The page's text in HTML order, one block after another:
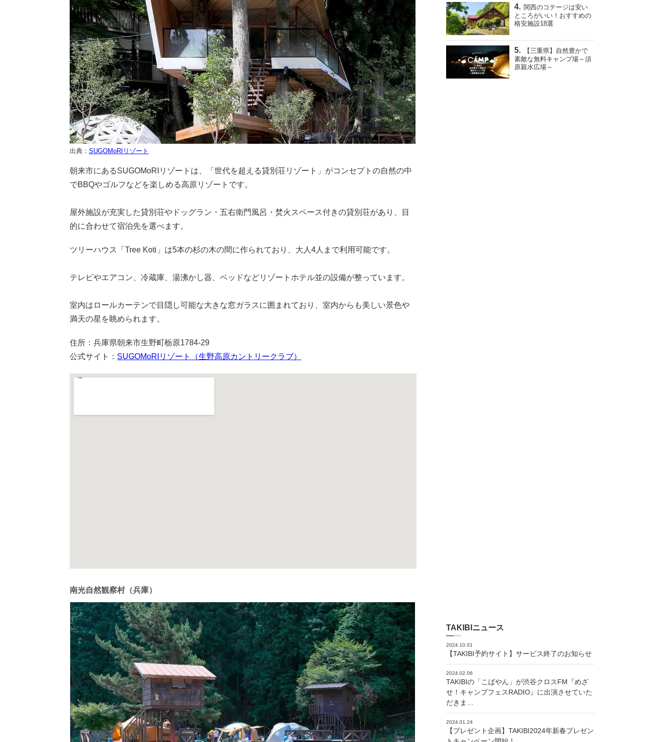
出典： SUGOMoRIリゾート
朝来市にあるSUGOMoRIリゾートは、「世代を超える貸別荘リゾート」がコンセプトの自然の中
でBBQやゴルフなどを楽しめる高原リゾートです。
屋外施設が充実した貸別荘やドッグラン・五右衛門風呂・焚火スペース付きの貸別荘があり、目
的に合わせて宿泊先を選べます。
ツリーハウス「Tree Koti」は5本の杉の木の間に作られており、大人4人まで利用可能です。
テレビやエアコン、冷蔵庫、湯沸かし器、ベッドなどリゾートホテル並の設備が整っています。
室内はロールカーテンで目隠し可能な大きな窓ガラスに囲まれており、室内からも美しい景色や
満天の星を眺められます。
住所：兵庫県朝来市生野町栃原1784-29
公式サイト： SUGOMoRIリゾート（生野高原カントリークラブ）
南光自然観察村（兵庫）
関西のコテージは安い
ところがいい！おすすめの
格安施設18選
【三重県】自然豊かで
素敵な無料キャンプ場～須
原親水広場～
TAKIBIニュース
2024.10.01
【TAKIBI予約サイト】サービス終了のお知らせ
2024.02.06
TAKIBIの「こばやん」が渋谷クロスFM『めざ
せ！キャンプフェスRADIO』に出演させていた
だきま…
2024.01.24
【プレゼント企画】TAKIBI2024年新春プレゼン